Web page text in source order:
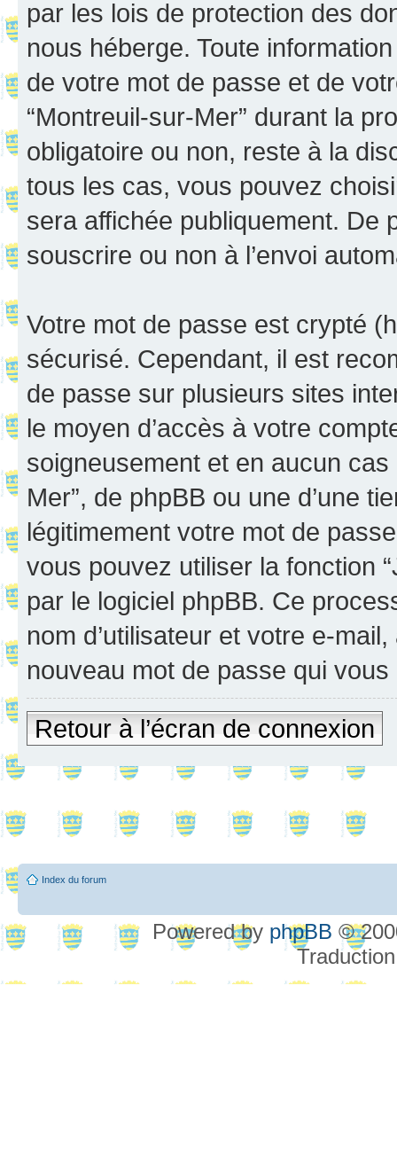
par les lois de protection des
nous héberge. Toute
de votre mot de passe et de
“Montreuil-sur-Mer” durant la
obligatoire ou non, reste à la
tous les cas, vous pouvez
sera affichée publiquement. De
souscrire ou non à l’envoi
Votre mot de passe est crypté
sécurisé. Cependant, il est
de passe sur plusieurs sites
le moyen d’accès à votre
soigneusement et en aucun
Mer”, de phpBB ou une d’une
légitimement votre mot de
vous pouvez utiliser la fonction
par le logiciel phpBB. Ce
nom d’utilisateur et votre e-
nouveau mot de passe qui
Retour à l’écran de connexion
Index du forum
Powered by phpBB ©